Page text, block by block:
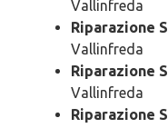
Vallinfreda
Riparazione
Vallinfreda
Riparazione
Vallinfreda
Riparazione